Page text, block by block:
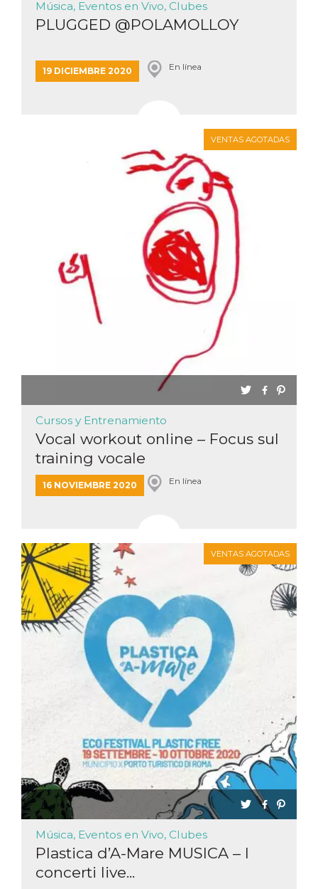
Música, Eventos en Vivo, Clubes
PLUGGED @POLAMOLLOY
19 DICIEMBRE 2020 En línea
VENTAS AGOTADAS
Cursos y Entrenamiento
Vocal workout online – Focus sul
training vocale
16 NOVIEMBRE 2020 En línea
VENTAS AGOTADAS
Música, Eventos en Vivo, Clubes
Plastica d’A-Mare MUSICA – I
concerti live...